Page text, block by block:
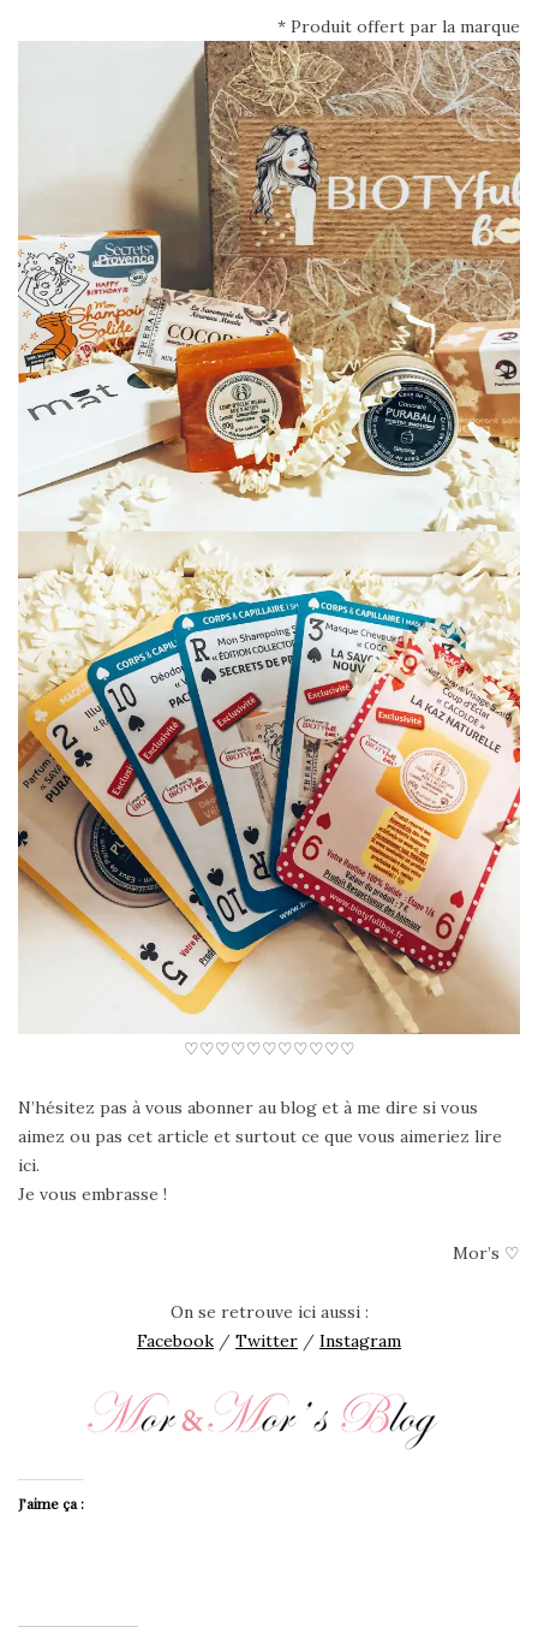
* Produit offert par la marque
♡♡♡♡♡♡♡♡♡♡♡
N’hésitez pas à vous abonner au blog et à me dire si vous
aimez ou pas cet article et surtout ce que vous aimeriez lire
ici.
Je vous embrasse !
Mor’s ♡
On se retrouve ici aussi :
Facebook / Twitter / Instagram
J’aime ça :